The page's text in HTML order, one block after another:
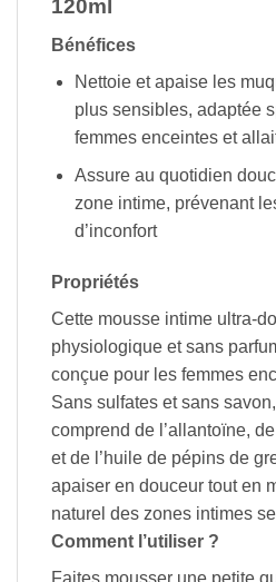
120ml
Bénéfices
Nettoie et apaise les
plus sensibles, adaptée
femmes enceintes et
Assure au quotidien
zone intime, prévenant
d’inconfort
Propriétés
Cette mousse intime ultra-
physiologique et sans
conçue pour les femmes
Sans sulfates et sans
comprend de l’allantoïne,
et de l’huile de pépins de
apaiser en douceur tout en
naturel des zones intimes
Comment l’utiliser ?